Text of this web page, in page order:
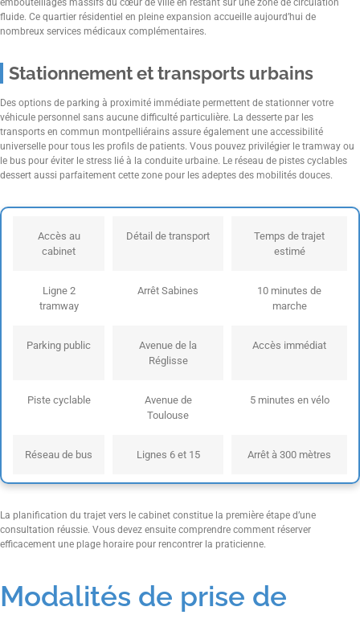
fluide. Ce quartier résidentiel en pleine expansion accueille aujourd’hui de
nombreux services médicaux complémentaires.
Stationnement et transports urbains
Des options de parking à proximité immédiate permettent de stationner votre
véhicule personnel sans aucune difficulté particulière. La desserte par les
transports en commun montpelliérains assure également une accessibilité
universelle pour tous les profils de patients. Vous pouvez privilégier le tramway ou
le bus pour éviter le stress lié à la conduite urbaine. Le réseau de pistes cyclables
dessert aussi parfaitement cette zone pour les adeptes des mobilités douces.
Accès au
cabinet
Détail de transport
Temps de trajet
estimé
Ligne 2
tramway
Arrêt Sabines
10 minutes de
marche
Parking public
Avenue de la
Réglisse
Accès immédiat
Piste cyclable
Avenue de
Toulouse
5 minutes en vélo
Réseau de bus Lignes 6 et 15 Arrêt à 300 mètres
La planification du trajet vers le cabinet constitue la première étape d’une
consultation réussie. Vous devez ensuite comprendre comment réserver
efficacement une plage horaire pour rencontrer la praticienne.
Modalités de prise de